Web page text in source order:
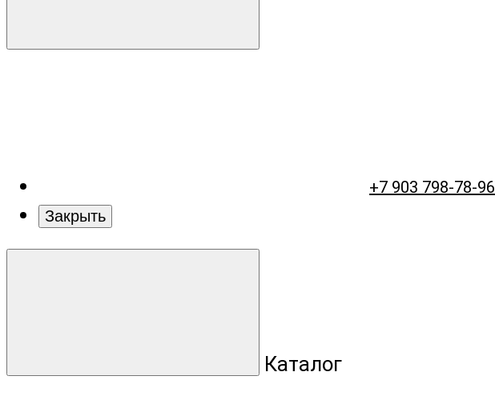
+7 903 798-78-96
Закрыть
Каталог